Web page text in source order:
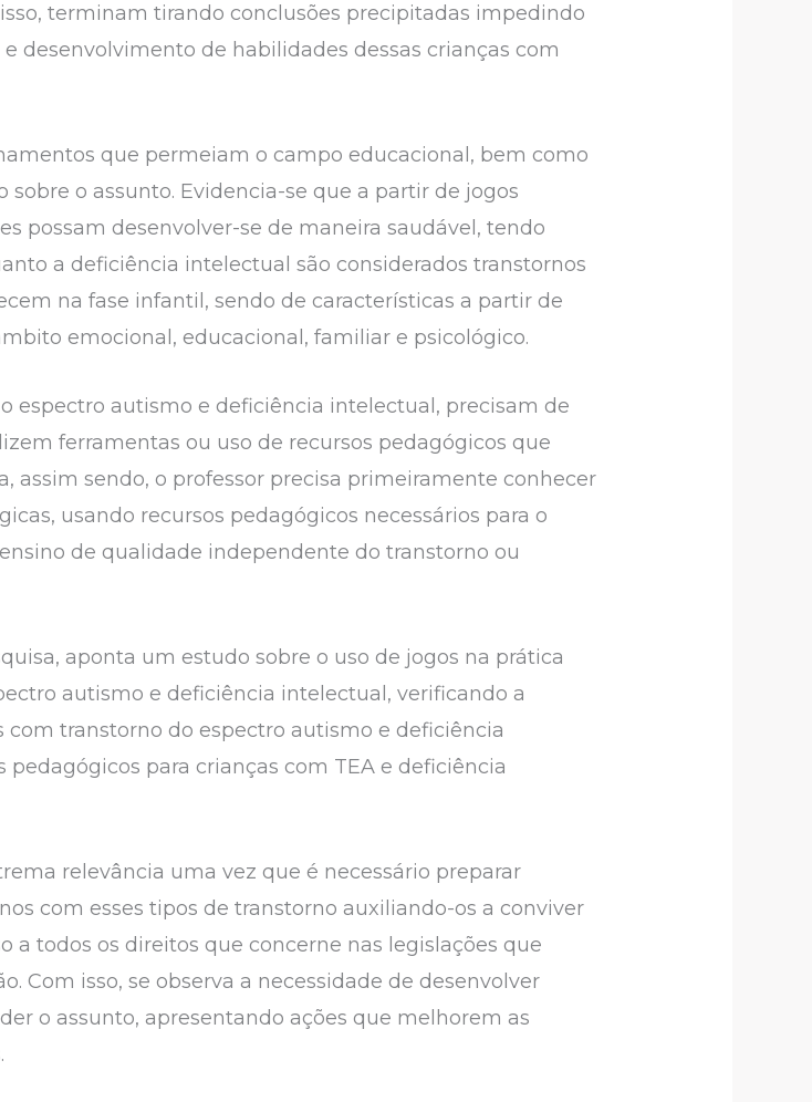
terminam tirando conclusões precipitadas impedindo
desenvolvimento de habilidades dessas crianças com
que permeiam o campo educacional, bem como
o assunto. Evidencia-se que a partir de jogos
possam desenvolver-se de maneira saudável, tendo
a deficiência intelectual são considerados transtornos
na fase infantil, sendo de características a partir de
emocional, educacional, familiar e psicológico.
espectro autismo e deficiência intelectual, precisam de
ferramentas ou uso de recursos pedagógicos que
assim sendo, o professor precisa primeiramente conhecer
usando recursos pedagógicos necessários para o
de qualidade independente do transtorno ou
aponta um estudo sobre o uso de jogos na prática
autismo e deficiência intelectual, verificando a
transtorno do espectro autismo e deficiência
para crianças com TEA e deficiência
relevância uma vez que é necessário preparar
com esses tipos de transtorno auxiliando-os a conviver
todos os direitos que concerne nas legislações que
Com isso, se observa a necessidade de desenvolver
o assunto, apresentando ações que melhorem as